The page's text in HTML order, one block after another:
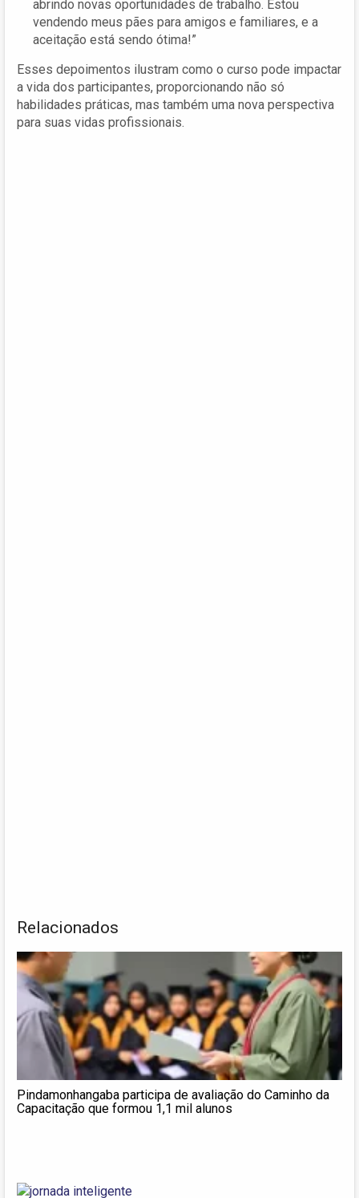
abrindo novas oportunidades de trabalho. Estou
vendendo meus pães para amigos e familiares, e a
aceitação está sendo ótima!”
Esses depoimentos ilustram como o curso pode impactar
a vida dos participantes, proporcionando não só
habilidades práticas, mas também uma nova perspectiva
para suas vidas profissionais.
Relacionados
Pindamonhangaba participa de avaliação do Caminho da
Capacitação que formou 1,1 mil alunos